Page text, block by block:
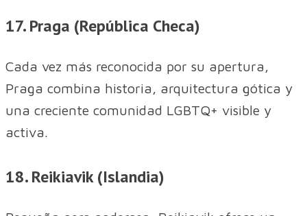
17. Praga (República Checa)
Cada vez más reconocida por su apertura,
Praga combina historia, arquitectura gótica y
una creciente comunidad LGBTQ+ visible y
activa.
18. Reikiavik (Islandia)